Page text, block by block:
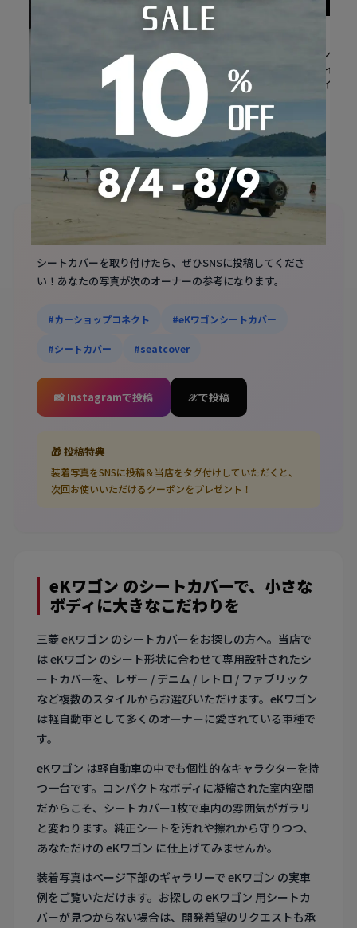
Sandii フロアマット Sandii
Floormat
Refinad専用オプション ブ
イドロープ 手編み パイピン
グ 編込みロープデザイン
📷 あなたの装着写真をシェアしませんか？
シートカバーを取り付けたら、ぜひSNSに投稿してくださ
い！あなたの写真が次のオーナーの参考になります。
#カーショップコネクト #eKワゴンシートカバー
#シートカバー #seatcover
📸 Instagramで投稿 𝒳 で投稿
🎁 投稿特典
装着写真をSNSに投稿＆当店をタグ付けしていただくと、
次回お使いいただけるクーポンをプレゼント！
eKワゴン のシートカバーで、小さな
ボディに大きなこだわりを
三菱 eKワゴン のシートカバーをお探しの方へ。当店で
は eKワゴン のシート形状に合わせて専用設計されたシ
ートカバーを、レザー / デニム / レトロ / ファブリック
など複数のスタイルからお選びいただけます。eKワゴン
は軽自動車として多くのオーナーに愛されている車種で
す。
eKワゴン は軽自動車の中でも個性的なキャラクターを持
つ一台です。コンパクトなボディに凝縮された室内空間
だからこそ、シートカバー1枚で車内の雰囲気がガラリ
と変わります。純正シートを汚れや擦れから守りつつ、
あなただけの eKワゴン に仕上げてみませんか。
装着写真はページ下部のギャラリーで eKワゴン の実車
例をご覧いただけます。お探しの eKワゴン 用シートカ
バーが見つからない場合は、開発希望のリクエストも承